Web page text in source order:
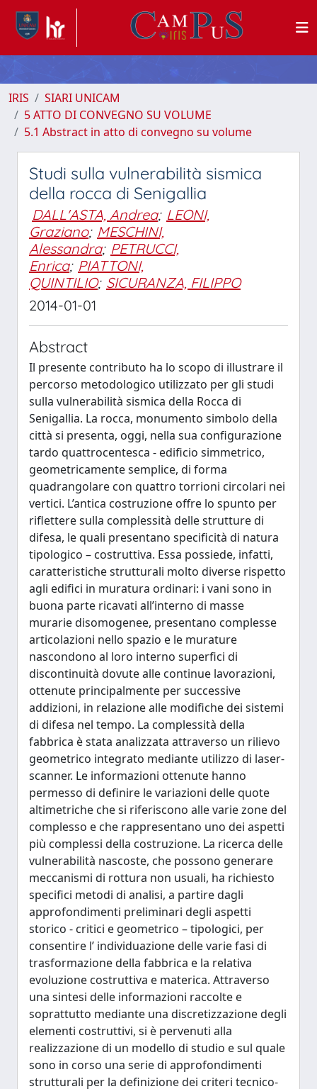
IRIS
SIARI UNICAM
5 ATTO DI CONVEGNO SU VOLUME
5.1 Abstract in atto di convegno su volume
Studi sulla vulnerabilità sismica
della rocca di Senigallia
DALL'ASTA, Andrea; LEONI,
Graziano; MESCHINI,
Alessandra; PETRUCCI,
Enrica; PIATTONI,
QUINTILIO; SICURANZA, FILIPPO
2014-01-01
Abstract
Il presente contributo ha lo scopo di illustrare il
percorso metodologico utilizzato per gli studi
sulla vulnerabilità sismica della Rocca di
Senigallia. La rocca, monumento simbolo della
città si presenta, oggi, nella sua configurazione
tardo quattrocentesca - edificio simmetrico,
geometricamente semplice, di forma
quadrangolare con quattro torrioni circolari nei
vertici. L’antica costruzione offre lo spunto per
riflettere sulla complessità delle strutture di
difesa, le quali presentano specificità di natura
tipologico – costruttiva. Essa possiede, infatti,
caratteristiche strutturali molto diverse rispetto
agli edifici in muratura ordinari: i vani sono in
buona parte ricavati all’interno di masse
murarie disomogenee, presentano complesse
articolazioni nello spazio e le murature
nascondono al loro interno superfici di
discontinuità dovute alle continue lavorazioni,
ottenute principalmente per successive
addizioni, in relazione alle modifiche dei sistemi
di difesa nel tempo. La complessità della
fabbrica è stata analizzata attraverso un rilievo
geometrico integrato mediante utilizzo di laser-
scanner. Le informazioni ottenute hanno
permesso di definire le variazioni delle quote
altimetriche che si riferiscono alle varie zone del
complesso e che rappresentano uno dei aspetti
più complessi della costruzione. La ricerca delle
vulnerabilità nascoste, che possono generare
meccanismi di rottura non usuali, ha richiesto
specifici metodi di analisi, a partire dagli
approfondimenti preliminari degli aspetti
storico - critici e geometrico – tipologici, per
consentire l’ individuazione delle varie fasi di
trasformazione della fabbrica e la relativa
evoluzione costruttiva e materica. Attraverso
una sintesi delle informazioni raccolte e
soprattutto mediante una discretizzazione degli
elementi costruttivi, si è pervenuti alla
realizzazione di un modello di studio e sul quale
sono in corso una serie di approfondimenti
strutturali per la definizione dei criteri tecnico-